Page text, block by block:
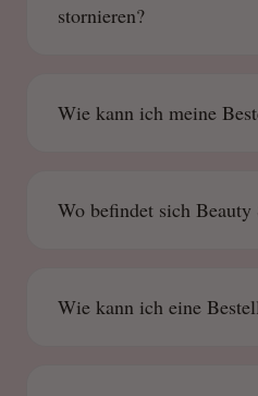
stornieren?
Wie kann ich meine
Wo befindet sich Beauty
Wie kann ich eine